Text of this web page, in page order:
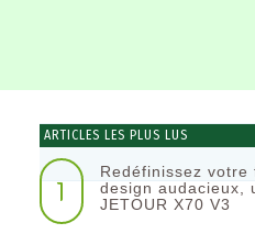
ARTICLES LES PLUS LUS
1
Redéfinissez
design audacieux,
JETOUR X70 V3